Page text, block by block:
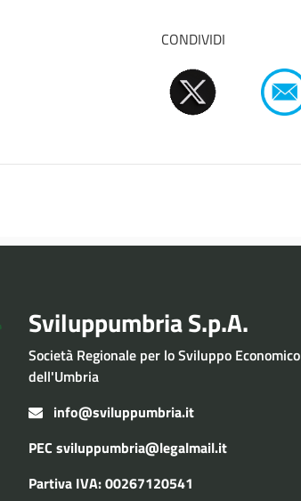
CONDIVIDI
Sviluppumbria S.p.A.
Società Regionale per lo Sviluppo Economico
dell'Umbria
info@sviluppumbria.it
PEC sviluppumbria@legalmail.it
Partiva IVA: 00267120541